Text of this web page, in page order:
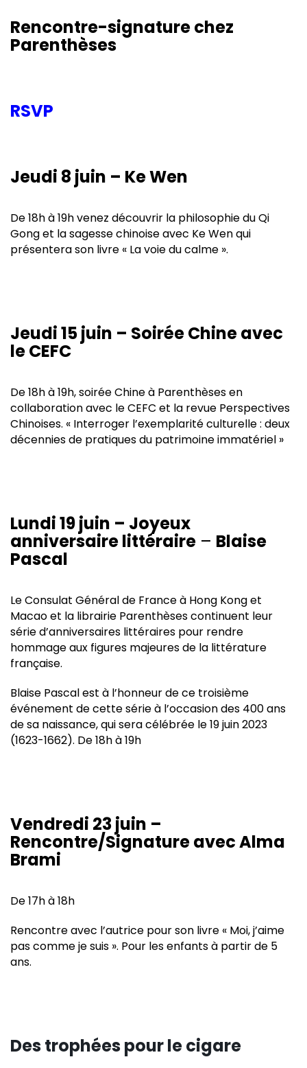
Rencontre-signature chez
Parenthèses
RSVP
Jeudi 8 juin – Ke Wen
De 18h à 19h venez découvrir la philosophie du Qi
Gong et la sagesse chinoise avec Ke Wen qui
présentera son livre « La voie du calme ».
Jeudi 15 juin – Soirée Chine avec
le CEFC
De 18h à 19h,soirée Chine à Parenthèses en
collaboration avec le CEFC et la revue Perspectives
Chinoises. « Interroger l’exemplarité culturelle : deux
décennies de pratiques du patrimoine immatériel »
Lundi 19 juin – Joyeux
anniversaire littéraire – Blaise
Pascal
Le Consulat Général de France à Hong Kong et
Macao et la librairie Parenthèses continuent leur
série d’anniversaires littéraires pour rendre
hommage aux figures majeures de la littérature
française.
Blaise Pascal est à l’honneur de ce troisième
événement de cette série à l’occasion des 400 ans
de sa naissance, qui sera célébrée le 19 juin 2023
(1623-1662). De 18h à 19h
Vendredi 23 juin –
Rencontre/Signature avec Alma
Brami
De 17h à 18h
Rencontre avec l’autrice pour son livre « Moi, j’aime
pas comme je suis ». Pour les enfants à partir de 5
ans.
Des trophées pour le cigare